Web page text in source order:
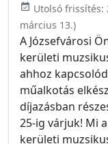
event_available Utolsó frissítés:
március 13.)
A Józsefvárosi
kerületi
ahhoz
műalkotás
díjazásban
25-ig várjuk! Mi
kerületi